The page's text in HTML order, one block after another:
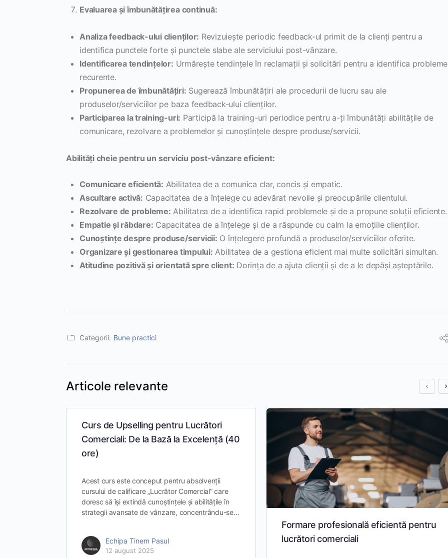
Evaluarea și îmbunătățirea continuă:
Analiza feedback-ului clienților: Revizuiește periodic feedback-ul primit de la clienți pentru a
identifica punctele forte și punctele slabe ale serviciului post-vânzare.
Identificarea tendințelor: Urmărește tendințele în reclamații și solicitări pentru a identifica probleme
recurente.
Propunerea de îmbunătățiri: Sugerează îmbunătățiri ale procedurii de lucru sau ale
produselor/serviciilor pe baza feedback-ului clienților.
Participarea la training-uri: Participă la training-uri periodice pentru a-ți îmbunătăți abilitățile de
comunicare, rezolvare a problemelor și cunoștințele despre produse/servicii.
Abilități cheie pentru un serviciu post-vânzare eficient:
Comunicare eficientă: Abilitatea de a comunica clar, concis și empatic.
Ascultare activă: Capacitatea de a înțelege cu adevărat nevoile și preocupările clientului.
Rezolvare de probleme: Abilitatea de a identifica rapid problemele și de a propune soluții eficiente.
Empatie și răbdare: Capacitatea de a înțelege și de a răspunde cu calm la emoțiile clienților.
Cunoștințe despre produse/servicii: O înțelegere profundă a produselor/serviciilor oferite.
Organizare și gestionarea timpului: Abilitatea de a gestiona eficient mai multe solicitări simultan.
Atitudine pozitivă și orientată spre client: Dorința de a ajuta clienții și de a le depăși așteptările.
Categorii: Bune practici
Articole relevante
Curs de Upselling pentru Lucrători
Comerciali: De la Bază la Excelență (40
ore)
Acest curs este conceput pentru absolvenții
cursului de calificare „Lucrător Comercial” care
doresc să își extindă cunoștințele și abilitățile în
strategii avansate de vânzare, concentrându-se…
Echipa Tinem Pasul
12 august 2025
Formare profesională eficientă pentru
lucrători comerciali